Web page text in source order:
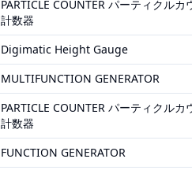
PARTICLE COUNTER パーティクル
計数器
Digimatic Height Gauge
MULTIFUNCTION GENERATOR
PARTICLE COUNTER パーティクル
計数器
FUNCTION GENERATOR